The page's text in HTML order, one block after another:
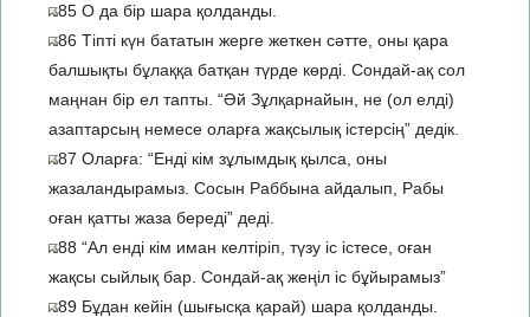
85 О да бір шара қолданды.
86 Тіпті күн бататын жерге жеткен сәтте, оны қара
балшықты бұлаққа батқан түрде көрді. Сондай-ақ сол
маңнан бір ел тапты. “Әй Зұлқарнайын, не (ол елді)
азаптарсың немесе оларға жақсылық істерсің” дедік.
87 Оларға: “Енді кім зұлымдық қылса, оны
жазаландырамыз. Сосын Раббына айдалып, Рабы
оған қатты жаза береді” деді.
88 “Ал енді кім иман келтіріп, түзу іс істесе, оған
жақсы сыйлық бар. Сондай-ақ жеңіл іс бұйырамыз”
89 Бұдан кейін (шығысқа қарай) шара қолданды.